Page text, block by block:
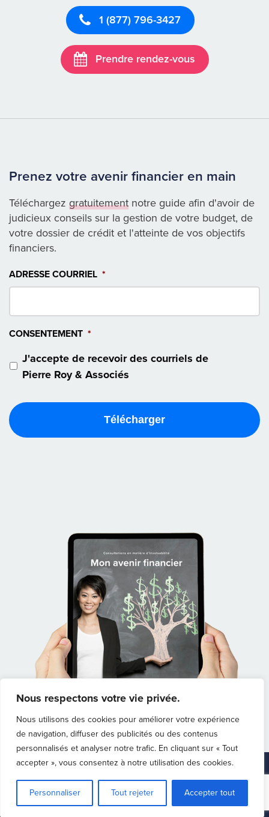
Nous respectons votre vie privée.
Nous utilisons des cookies pour améliorer votre expérience
de navigation, diffuser des publicités ou des contenus
personnalisés et analyser notre trafic. En cliquant sur « Tout
accepter », vous consentez à notre utilisation des cookies.
Personnaliser Tout rejeter Accepter tout
1 (877) 796-3427
Prendre rendez-vous
Prenez votre avenir financier en main
Téléchargez gratuitement notre guide afin d'avoir de
judicieux conseils sur la gestion de votre budget, de
votre dossier de crédit et l'atteinte de vos objectifs
financiers.
ADRESSE COURRIEL *
CONSENTEMENT *
J'accepte de recevoir des courriels de
Pierre Roy & Associés
Accueil Carrières
Twitter
Instagram